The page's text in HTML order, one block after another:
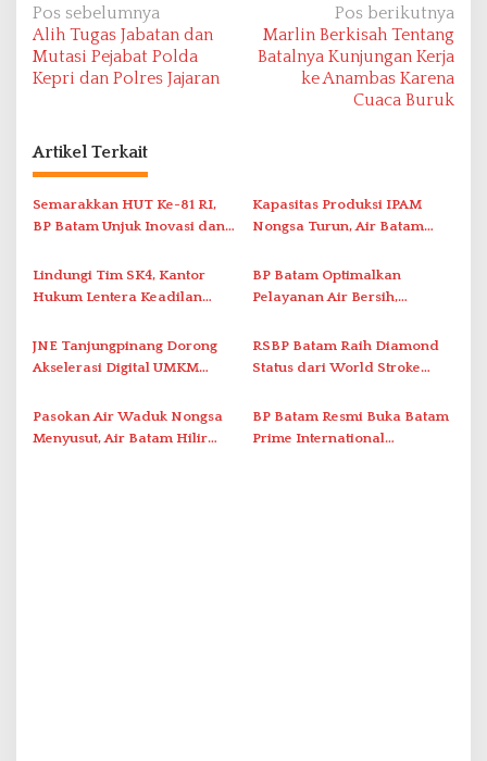
N
a
v
g
a
s
i
o
Pos sebelumnya
Alih Tugas Jabatan dan
Mutasi Pejabat Polda
Kepri dan Polres Jajaran
Pos berikutnya
Marlin Berkisah Tentang
Batalnya Kunjungan Kerja
ke Anambas Karena
Cuaca Buruk
Artikel Terkait
Semarakkan HUT Ke-81 RI,
BP Batam Unjuk Inovasi dan
Pawai Pembangunan
Kapasitas Produksi IPAM
Nongsa Turun, Air Batam
Air
Lindungi Tim SK4, Kantor
Hukum Lentera Keadilan
Perlawanan ke Petugas di
Bukik Batarah
BP Batam Optimalkan
Pelayanan Air Bersih,
Gunakan Air Secara Bijak
JNE Tanjungpinang Dorong
Akselerasi Digital UMKM
2026
RSBP Batam Raih Diamond
Status dari World Stroke
Penanganan Stroke
Berstandar Internasional
Pasokan Air Waduk Nongsa
Menyusut, Air Batam Hilir
BP Batam Resmi Buka Batam
Prime International